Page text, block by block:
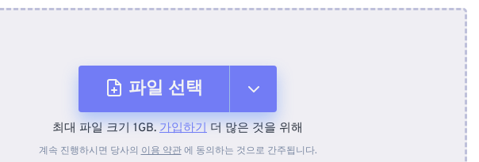
파일 선택
장치에서
최대 파일 크기 1GB. 가입하기 더 많은 것을 위해
계속 진행하시면 당사의 이용 약관에 동의하는 것으로 간주됩니다.